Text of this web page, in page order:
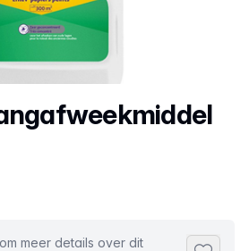
meer details over dit